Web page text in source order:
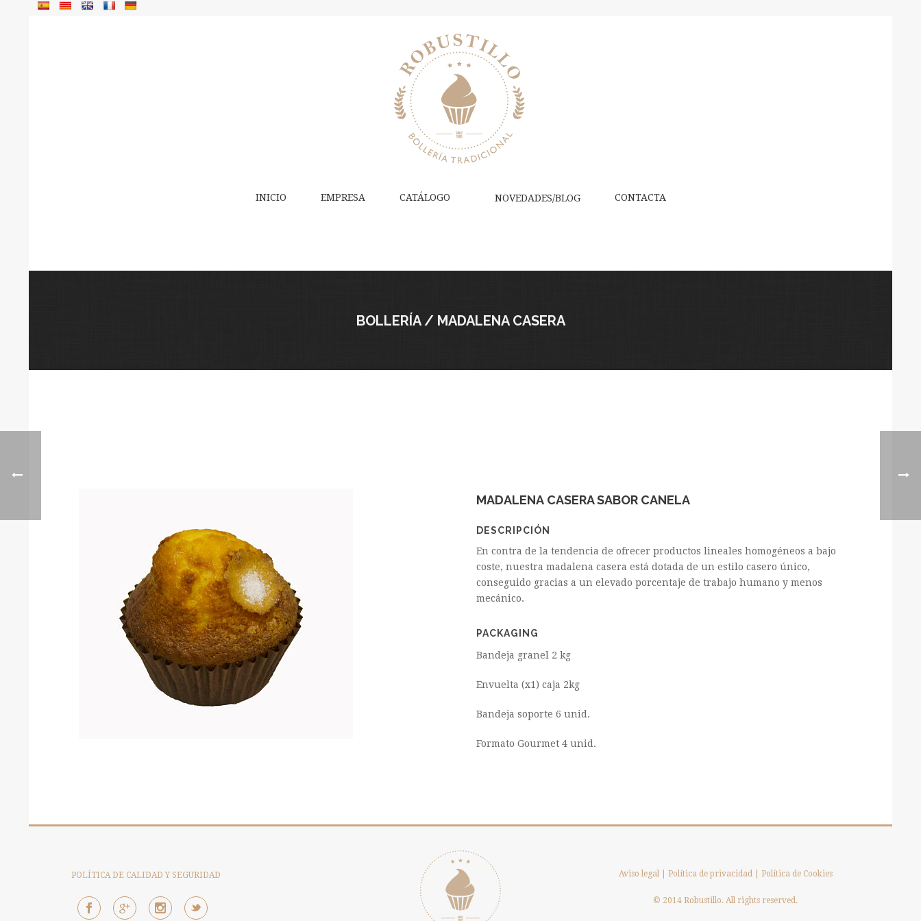
INICIO EMPRESA CATÁLOGO NOVEDADES/BLOG CONTACTA
BOLLERÍA / MADALENA CASERA
MADALENA CASERA SABOR CANELA
DESCRIPCIÓN
En contra de la tendencia de ofrecer productos lineales homogéneos a bajo
coste, nuestra madalena casera está dotada de un estilo casero único,
conseguido gracias a un elevado porcentaje de trabajo humano y menos
mecánico.
PACKAGING
Bandeja granel 2 kg
Envuelta (x1) caja 2kg
Bandeja soporte 6 unid.
Formato Gourmet 4 unid.
POLÍTICA DE CALIDAD Y SEGURIDAD Aviso legal| Política de privacidad| Política de Cookies
© 2014 Robustillo. All rights reserved.